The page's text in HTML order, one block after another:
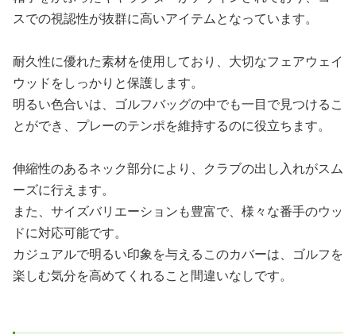
スでの視認性が抜群に高いアイテムとなっています。
耐久性に優れた素材を使用しており、大切なフェアウェイ
ウッドをしっかりと保護します。
明るい色合いは、ゴルフバッグの中でも一目で見つけるこ
とができ、プレーのテンポを維持するのに役立ちます。
伸縮性のあるネック部分により、クラブの出し入れがスム
ーズに行えます。
また、サイズバリエーションも豊富で、様々な番手のウッ
ドに対応可能です。
カジュアルで明るい印象を与えるこのカバーは、ゴルフを
楽しむ気分を高めてくれること間違いなしです。